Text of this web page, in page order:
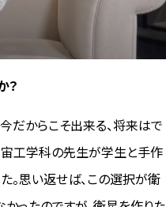
？
だからこそ出来る、将来はで
宙工学科の先生が学生と手作
。思い返せば、この選択が衛